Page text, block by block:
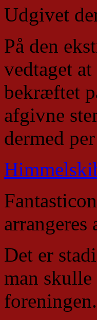
Udgivet
På den
vedtaget
bekræftet
afgivne
dermed
arrangeres
Det er
man
foreningen.